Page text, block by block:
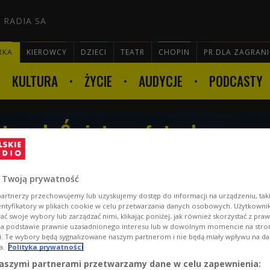
RADIA SA
KIEROWCY DZIECI TEATR CHOPIN PR DLA

KULTURA ŻYCIE AUDYCJE PODCASTY
Świata w futsalu
Weiss. Alicja
biegu w Ultra-Trail
Twoją prywatność
przechowujemy lub uzyskujemy dostęp do informacji na urządzeniu,
w plikach cookie w celu przetwarzania danych osobowych.
swoje wybory lub zarządzać nimi, klikając poniżej, jak również skorzystać z
podstawie prawnie uzasadnionego interesu lub w dowolnym momencie na
Te wybory będą sygnalizowane naszym partnerom i nie będą miały wpływu na
Polityka prywatności
partnerami przetwarzamy dane w celu zapewnienia: